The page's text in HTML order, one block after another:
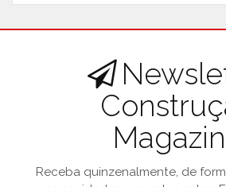
Receba quinzenalmente, de